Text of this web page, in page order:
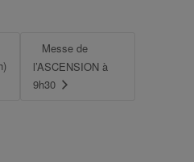
Messe de
l’ASCENSION à
9h30